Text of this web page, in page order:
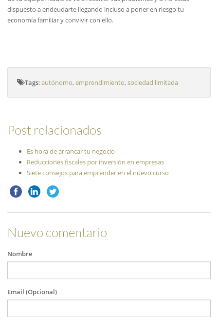
dispuesto a endeudarte llegando incluso a poner en riesgo tu
economía familiar y convivir con ello.
Tags:autónomo,emprendimiento,sociedad limitada
Post relacionados
Es hora de arrancar tu negocio
Reducciones fiscales por inversión en empresas
Siete consejos para emprender en el nuevo curso
Nuevo comentario
Nombre
Email (Opcional)